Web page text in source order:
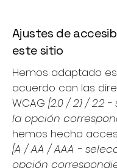
Ajustes de
este sitio
Hemos adaptado
acuerdo con las
WCAG [2.0 / 2.1 / 2.2
la opción
hemos hecho
[A / AA / AAA -
opción